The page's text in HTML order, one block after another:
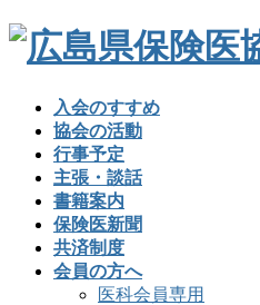
入会のすすめ
協会の活動
行事予定
主張・談話
書籍案内
保険医新聞
共済制度
会員の方へ
医科会員専用